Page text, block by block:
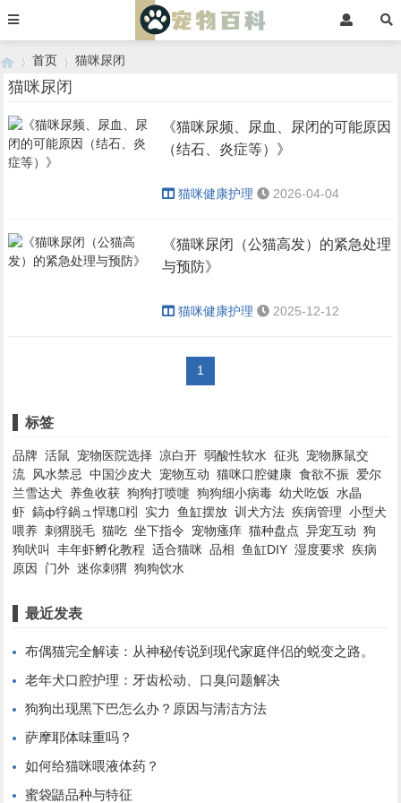
›
首页
›
猫咪尿闭
猫咪尿闭
《猫咪尿频、尿血、尿闭的可能原因
（结石、炎症等）》
猫咪健康护理 2026-04-04
《猫咪尿闭（公猫高发）的紧急处理
与预防》
猫咪健康护理 2025-12-12
1
标签
品牌 活鼠 宠物医院选择 凉白开 弱酸性软水 征兆 宠物豚鼠交
流
风水禁忌 中国沙皮犬 宠物互动 猫咪口腔健康 食欲不振
爱尔
兰雪达犬
养鱼收获 狗狗打喷嚏 狗狗细小病毒 幼犬吃饭 水晶
虾 鎬ф牸鍋ュ悍璁粌 实力 鱼缸摆放 训犬方法 疾病管理 小型犬
喂养 刺猬脱毛 猫吃 坐下指令 宠物瘙痒 猫种盘点 异宠互动 狗
狗吠叫
丰年虾孵化教程 适合猫咪 品相 鱼缸DIY 湿度要求 疾病
原因
门外 迷你刺猬 狗狗饮水
最近发表
布偶猫完全解读：从神秘传说到现代家庭伴侣的蜕变之路。
老年犬口腔护理：牙齿松动、口臭问题解决
狗狗出现黑下巴怎么办？原因与清洁方法
萨摩耶体味重吗？
如何给猫咪喂液体药？
蜜袋鼯品种与特征